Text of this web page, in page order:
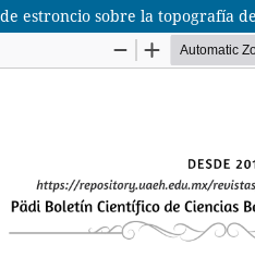
estroncio sobre la topografía